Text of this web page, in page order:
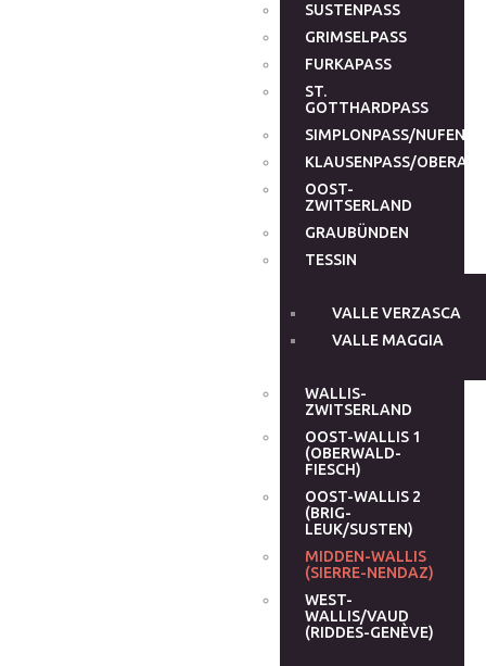
SUSTENPASS
GRIMSELPASS
FURKAPASS
ST.
GOTTHARDPASS
SIMPLONPASS/
KLAUSENPASS/
OOST-
ZWITSERLAND
GRAUBÜNDEN
TESSIN
VALLE VERZASCA
VALLE MAGGIA
WALLIS-
ZWITSERLAND
OOST-WALLIS 1
(OBERWALD-
FIESCH)
OOST-WALLIS 2
(BRIG-
LEUK/SUSTEN)
MIDDEN-WALLIS
(SIERRE-NENDAZ)
WEST-
WALLIS/VAUD
(RIDDES-GENÈVE)